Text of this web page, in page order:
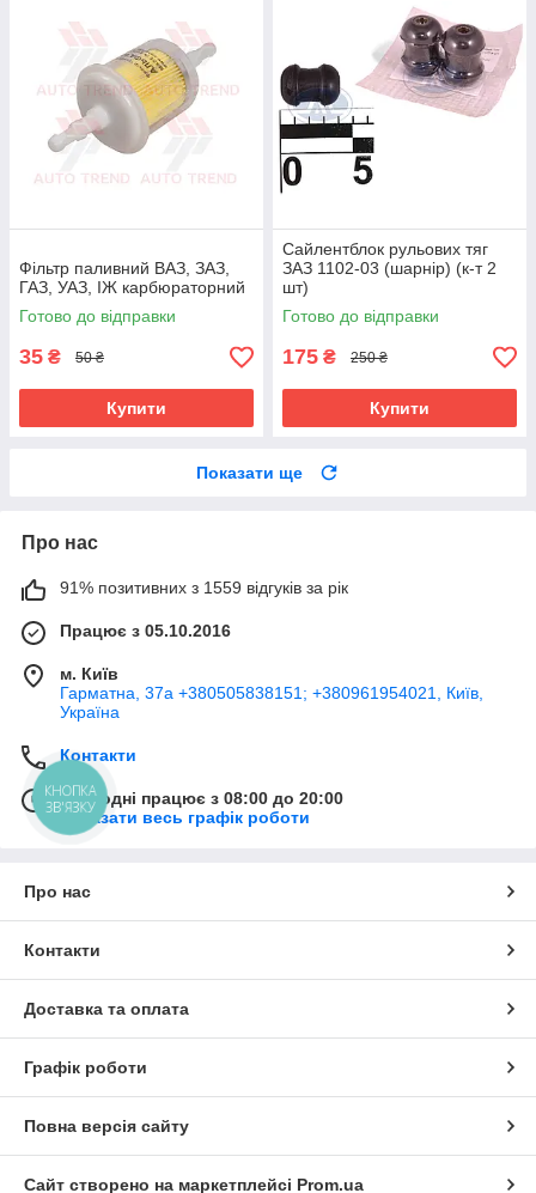
Фільтр паливний ВАЗ, ЗАЗ,
ГАЗ, УАЗ, ІЖ карбюраторний
Готово до відправки
35 ₴ 50 ₴
Купити
Сайлентблок рульових тяг
ЗАЗ 1102-03 (шарнір) (к-т 2
шт)
Готово до відправки
175 ₴ 250 ₴
Купити
Показати ще
Про нас
91% позитивних з 1559 відгуків за рік
Працює з 05.10.2016
м. Київ
Гарматна, 37а +380505838151; +380961954021, Київ,
Україна
Контакти
Сьогодні працює з 08:00 до 20:00
Показати весь графік роботи
Про нас
Контакти
Доставка та оплата
Графік роботи
Повна версія сайту
Сайт створено на маркетплейсі Prom.ua
КНОПКА
ЗВ'ЯЗКУ